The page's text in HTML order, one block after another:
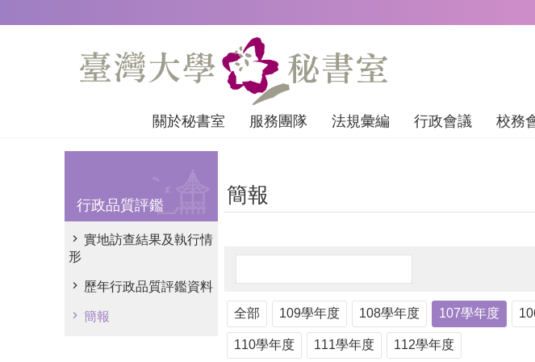
關於秘書室 服務團隊 法規彙編 行政會議 校務
行政品質評鑑
實地訪查結果及執行情
形
歷年行政品質評鑑資料
簡報
簡報
全部 109學年度 108學年度 107學年度
110學年度 111學年度 112學年度